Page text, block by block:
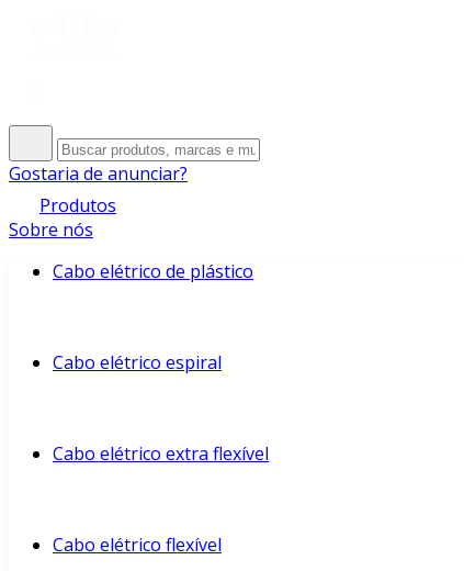
Gostaria de anunciar?
Produtos
Sobre nós
Cabo elétrico de plástico
Cabo elétrico espiral
Cabo elétrico extra flexível
Cabo elétrico flexível